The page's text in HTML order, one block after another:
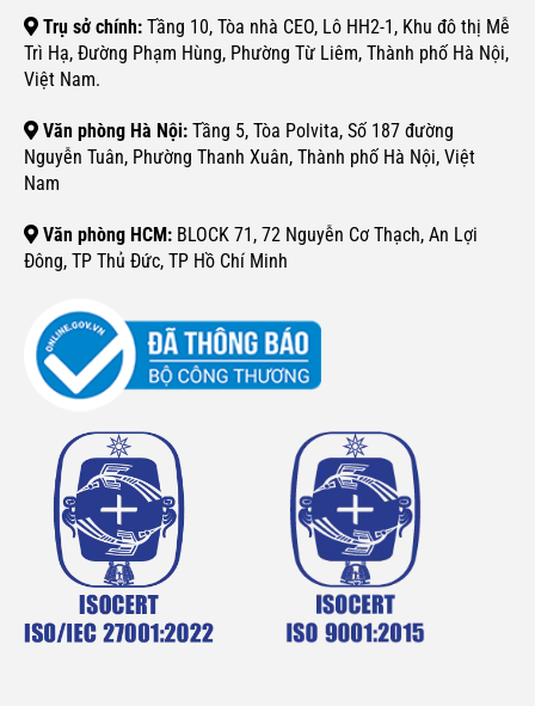
Trụ sở chính: Tầng 10, Tòa nhà CEO, Lô HH2-1, Khu đô thị Mễ
Trì Hạ, Đường Phạm Hùng, Phường Từ Liêm, Thành phố Hà Nội,
Việt Nam.
Văn phòng Hà Nội: Tầng 5, Tòa Polvita, Số 187 đường
Nguyễn Tuân, Phường Thanh Xuân, Thành phố Hà Nội, Việt
Nam
Văn phòng HCM: BLOCK 71, 72 Nguyễn Cơ Thạch, An Lợi
Đông, TP Thủ Đức, TP Hồ Chí Minh